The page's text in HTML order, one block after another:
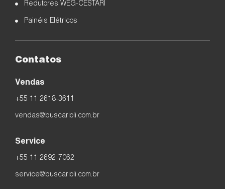
Redutores WEG-CESTARI
Painéis Elétricos
Contatos
Vendas
+55 11 2618-3611
vendas@buscarioli.com.br
Service
+55 11 2692-7062
service@buscarioli.com.br